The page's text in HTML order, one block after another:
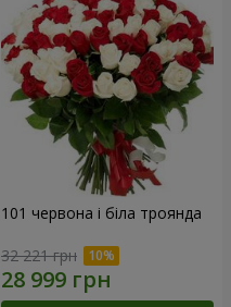
101 червона і біла троянда
32 221 грн